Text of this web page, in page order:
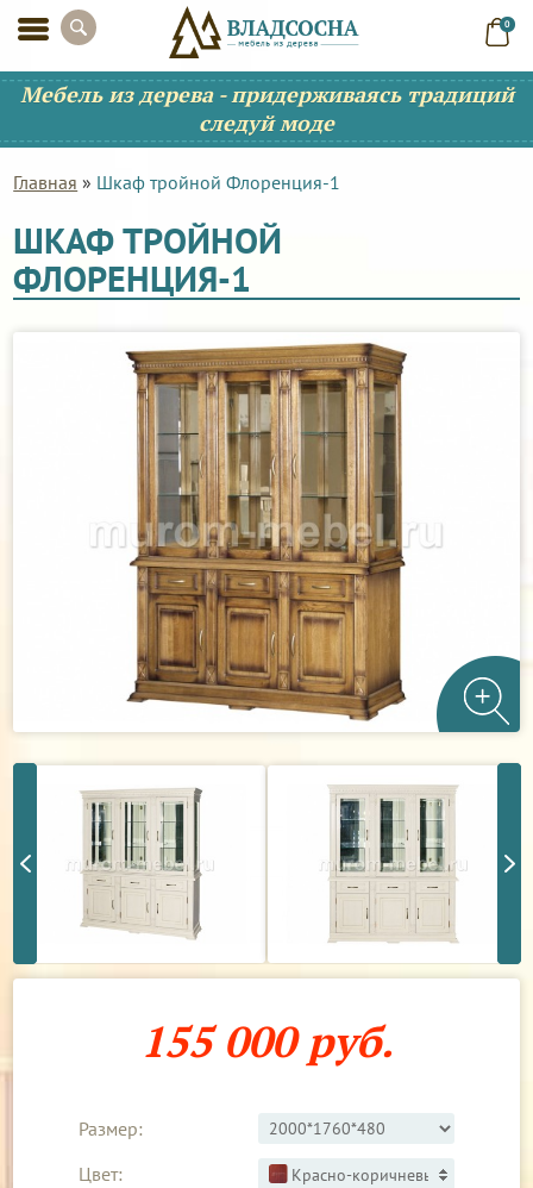
0
Мебель из дерева - придерживаясь традиций
следуй моде
Главная » Шкаф тройной Флоренция-1
ШКАФ ТРОЙНОЙ
ФЛОРЕНЦИЯ-1
155 000 руб.
Размер:
Цвет:
Красно-коричневый 3